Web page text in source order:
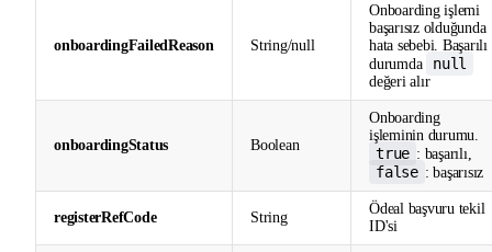
onboardingFailedReason String/null
Onboarding işlemi
başarısız olduğunda
hata sebebi. Başarılı
durumda
null
değeri alır
onboardingStatus Boolean
Onboarding
işleminin durumu.
true : başarılı,
false : başarısız
registerRefCode String
Ödeal başvuru tekil
ID'si